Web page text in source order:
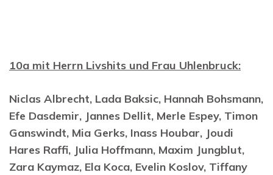
10a mit Herrn Livshits und Frau Uhlenbruck:
Niclas Albrecht, Lada Baksic, Hannah Bohsmann,
Efe Dasdemir, Jannes Dellit, Merle Espey, Timon
Ganswindt, Mia Gerks, Inass Houbar, Joudi
Hares Raffi, Julia Hoffmann, Maxim Jungblut,
Zara Kaymaz, Ela Koca, Evelin Koslov, Tiffany